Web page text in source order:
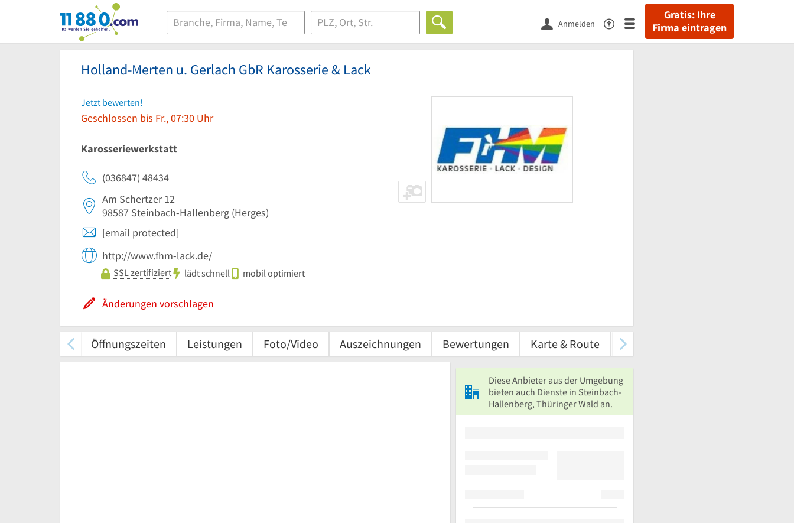
11880.com
Gratis: Ihre
Firma eintragen
Anmelden
Holland-Merten u. Gerlach GbR Karosserie & Lack
Jetzt bewerten!
Geschlossen bis Fr., 07:30 Uhr
Karosseriewerkstatt
(036847) 48434
Am Schertzer 12
98587 Steinbach-Hallenberg (Herges)
[email protected]
http://www.fhm-lack.de/
SSL zertifiziert lädt schnell mobil optimiert
Änderungen vorschlagen
Öffnungszeiten Leistungen Foto/Video Auszeichnungen Bewertungen Karte & Route
Diese Anbieter aus der Umgebung
bieten auch Dienste in Steinbach-
Hallenberg, Thüringer Wald an.